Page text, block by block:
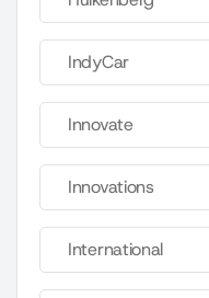
IndyCar
Innovate
Innovations
International